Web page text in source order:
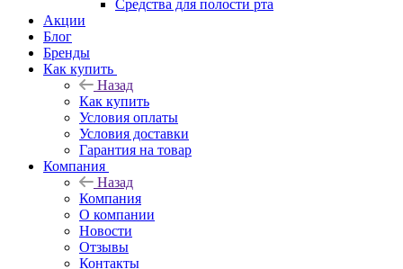
Средства для полости рта
Акции
Блог
Бренды
Как купить
Назад
Как купить
Условия оплаты
Условия доставки
Гарантия на товар
Компания
Назад
Компания
О компании
Новости
Отзывы
Контакты